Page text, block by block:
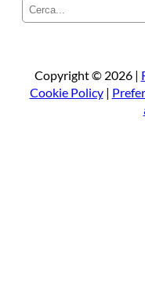
Copyright © 2026 |
Cookie Policy|